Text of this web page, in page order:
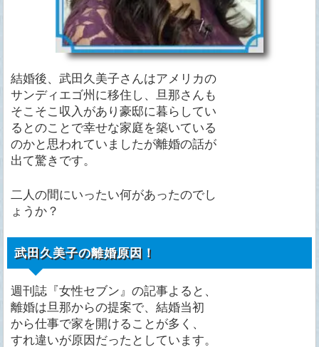
結婚後、武田久美子さんはアメリカの
サンディエゴ州に移住し、旦那さんも
そこそこ収入があり豪邸に暮らしてい
るとのことで幸せな家庭を築いている
のかと思われていましたが離婚の話が
出て驚きです。
二人の間にいったい何があったのでし
ょうか？
武田久美子の離婚原因！
週刊誌『女性セブン』の記事よると、
離婚は旦那からの提案で、結婚当初
から仕事で家を開けることが多く、
すれ違いが原因だったとしています。